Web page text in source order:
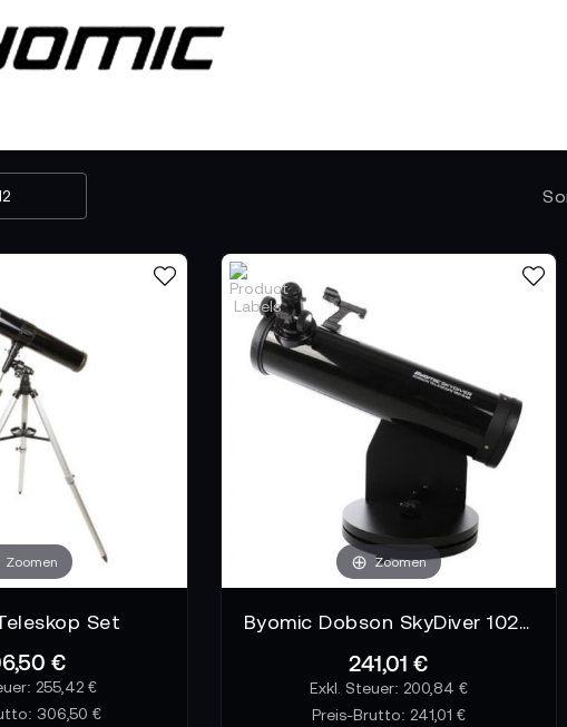
Marke vermittelt nicht nur technische Präzision, sondern den Geist
zu überschreiten und die Welt aus neuen Perspektiven zu
findest du eine ausgewählte Kollektion vonBYOMICMikroskopen,
mehr sehen wollen als das Offensichtliche.
zur Erkenntnis wird.
Zoomen
Set
€
255,42 €
306,50 €
Zoomen
Byomic Dobson SkyDiver 102/640 Teleskop
241,01 €
200,84 €
Preis-Brutto: 241,01 €